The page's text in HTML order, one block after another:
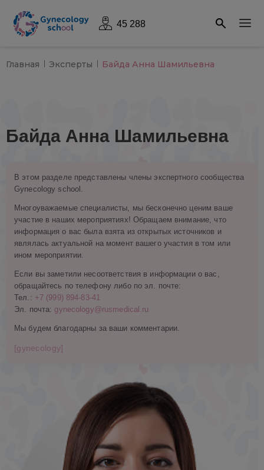
45 288
Главная Эксперты Байда Анна Шамильевна
Байда Анна Шамильевна
В этом разделе представлены члены экспертного сообщества
Gynecology school.
Многоуважаемые специалисты, мы бесконечно ценим ваше
участие в наших мероприятиях! Обращаем внимание, что
информация о вас была взята из открытых источников и
являлась актуальной на момент вашего участия в том или
ином мероприятии.
Если вы заметили несоответствия в информации о вас,
обращайтесь по телефону либо по эл. почте:
Тел.: +7 (999) 894-83-41
Эл. почта: gynecology@rusmedical.ru
Мы будем благодарны за ваши комментарии.
[gynecology]